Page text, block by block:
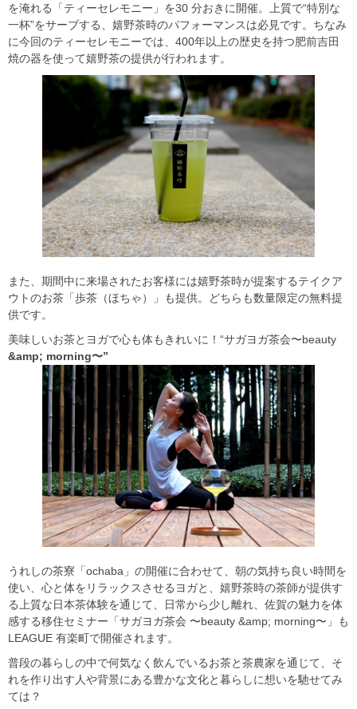
を淹れる「ティーセレモニー」を30 分おきに開催。上質で“特別な
⼀杯”をサーブする、嬉野茶時のパフォーマンスは必⾒です。ちなみ
に今回のティーセレモニーでは、400年以上の歴史を持つ肥前吉田
焼の器を使って嬉野茶の提供が行われます。
また、期間中に来場されたお客様には嬉野茶時が提案するテイクア
ウトのお茶「歩茶（ほちゃ）」も提供。どちらも数量限定の無料提
供です。
美味しいお茶とヨガで心も体もきれいに！“サガヨガ茶会〜beauty
&amp; morning〜”
うれしの茶寮「ochaba」の開催に合わせて、朝の気持ち良い時間を
使い、心と体をリラックスさせるヨガと、嬉野茶時の茶師が提供す
る上質な日本茶体験を通じて、日常から少し離れ、佐賀の魅⼒を体
感する移住セミナー「サガヨガ茶会 〜beauty &amp; morning〜」も
LEAGUE 有楽町で開催されます。
普段の暮らしの中で何気なく飲んでいるお茶と茶農家を通じて、そ
れを作り出す人や背景にある豊かな文化と暮らしに想いを馳せてみ
ては？